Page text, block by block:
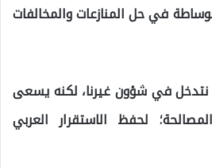
في حل المنازعات والمخالفات
نتدخل في شؤون غيرنا، لكنه يسعى
لحفظ الاستقرار العربي